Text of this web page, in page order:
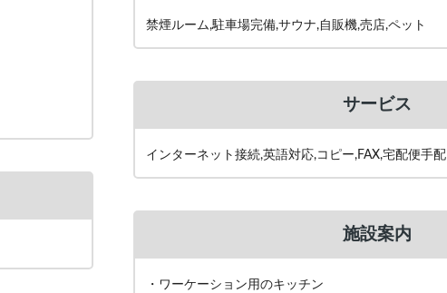
禁煙ルーム,駐車場完備,サウナ,自販機,売店,ペット
サービス
インターネット接続,英語対応,コピー,FAX,宅配便手配
施設案内
・ワーケーション用のキッチン